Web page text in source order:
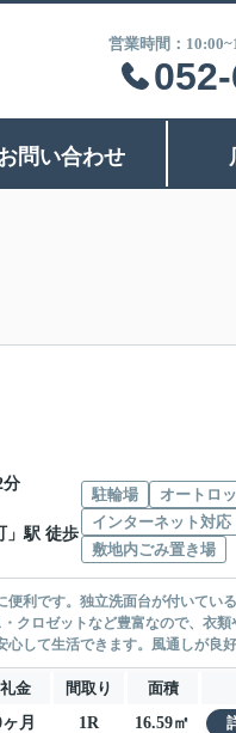
営業時間：
問い合わせ
分
」駅 徒歩
駐輪場 オートロ
インターネット対応
敷地内ごみ置き場
利です。独立洗面台が付いてい
クロゼットなど豊富なので、衣
して生活できます。風通しが良
礼金 間取り 面積
月 1R 16.59㎡